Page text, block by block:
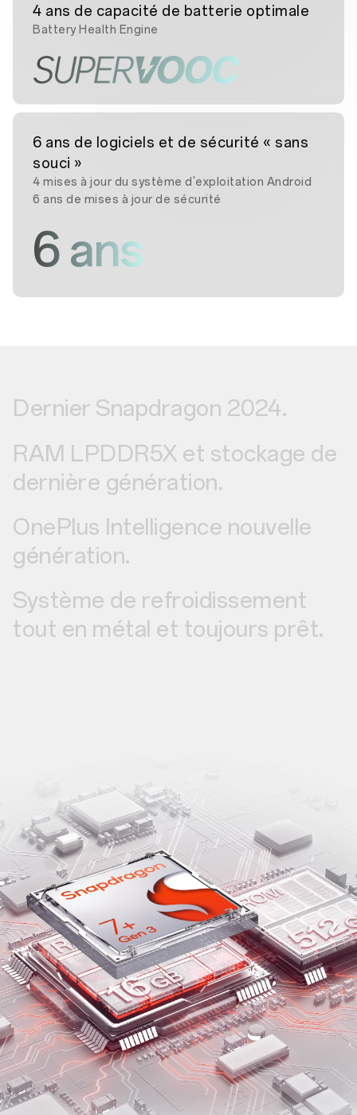
4 ans de capacité de batterie optimale
Battery Health Engine
6 ans de logiciels et de sécurité « sans
souci »
4 mises à jour du système d'exploitation Android
6 ans de mises à jour de sécurité
6 ans
Dernier Snapdragon 2024.
RAM LPDDR5X et stockage de
dernière génération.
OnePlus Intelligence nouvelle
génération.
Système de refroidissement
tout en métal et toujours prêt.